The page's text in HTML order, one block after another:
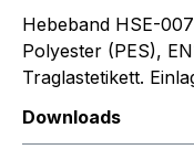
Hebeband HSE-
Polyester (PES),
Traglastetikett.
Downloads